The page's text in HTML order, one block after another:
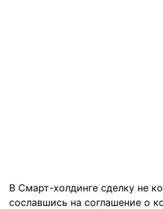
В Смарт-холдинге сделку не
сославшись на соглашение о